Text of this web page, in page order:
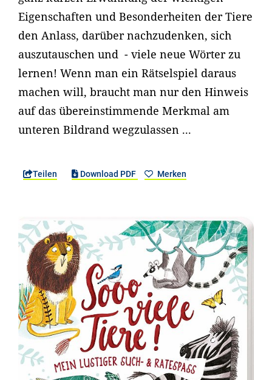
Eigenschaften und Besonderheiten der Tiere
den Anlass, darüber nachzudenken, sich
auszutauschen und - viele neue Wörter zu
lernen! Wenn man ein Rätselspiel daraus
machen will, braucht man nur den Hinweis
auf das übereinstimmende Merkmal am
unteren Bildrand wegzulassen ...
Teilen Download PDF Merken